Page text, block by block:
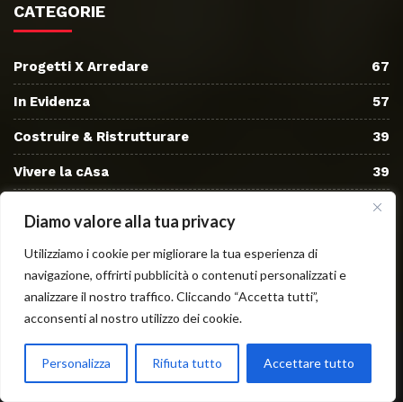
Diamo valore alla tua privacy
Utilizziamo i cookie per migliorare la tua esperienza di
navigazione, offrirti pubblicità o contenuti personalizzati e
analizzare il nostro traffico. Cliccando “Accetta tutti”,
acconsenti al nostro utilizzo dei cookie.
Personalizza Rifiuta tutto Accettare tutto
CATEGORIE
Progetti X Arredare 67
In Evidenza 57
Costruire & Ristrutturare 39
Vivere la cAsa 39
24
Cucina
Cerca Preventivo Progetti Login
Log Out
Reset Password
Register Your Profile